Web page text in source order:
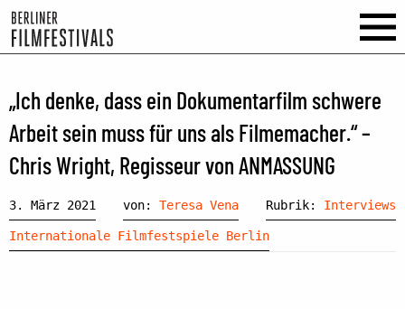
„Ich denke, dass ein Dokumentarfilm schwere
Arbeit sein muss für uns als Filmemacher.“ –
Chris Wright, Regisseur von ANMASSUNG
3. März 2021 von: Teresa Vena Rubrik: Interviews
Internationale Filmfestspiele Berlin